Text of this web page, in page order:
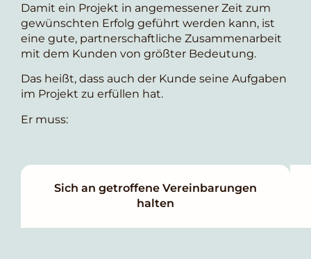
Damit ein Projekt in angemessener Zeit zum
gewünschten Erfolg geführt werden kann, ist
eine gute, partnerschaftliche Zusammenarbeit
mit dem Kunden von größter Bedeutung.
Das heißt, dass auch der Kunde seine Aufgaben
im Projekt zu erfüllen hat.
Er muss:
Sich an getroffene Vereinbarungen
halten